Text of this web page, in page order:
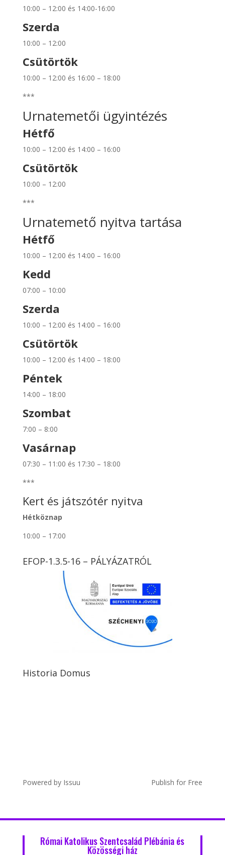
10:00 – 12:00 és 14:00-16:00
Szerda
10:00 – 12:00
Csütörtök
10:00 – 12:00 és 16:00 – 18:00
***
Urnatemetői ügyintézés
Hétfő
10:00 – 12:00 és 14:00 – 16:00
Csütörtök
10:00 – 12:00
***
Urnatemető nyitva tartása
Hétfő
10:00 – 12:00 és 14:00 – 16:00
Kedd
07:00 – 10:00
Szerda
10:00 – 12:00 és 14:00 – 16:00
Csütörtök
10:00 – 12:00 és 14:00 – 18:00
Péntek
14:00 – 18:00
Szombat
7:00 – 8:00
Vasárnap
07:30 – 11:00 és 17:30 – 18:00
***
Kert és játszótér nyitva
Hétköznap
10:00 – 17:00
EFOP-1.3.5-16 – PÁLYÁZATRÓL
Historia Domus
Powered by Issuu Publish for Free
Római Katolikus Szentcsalád Plébánia és
Közösségi ház